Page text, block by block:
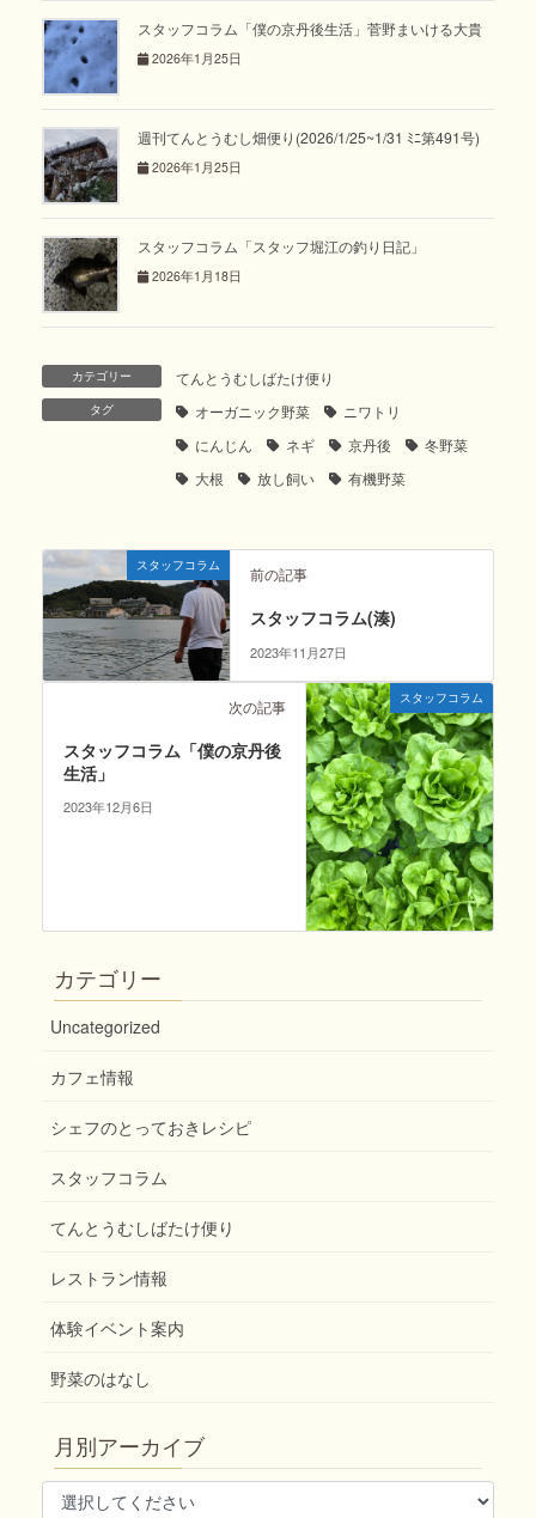
スタッフコラム「僕の京丹後生活」菅野まいける大貴
2026年1月25日
週刊てんとうむし畑便り(2026/1/25~1/31 ﾐﾆ第491号)
2026年1月25日
スタッフコラム「スタッフ堀江の釣り日記」
2026年1月18日
カテゴリー てんとうむしばたけ便り
タグ オーガニック野菜
ニワトリ
にんじん
ネギ 京丹後
冬野菜
大根
放し飼い 有機野菜
スタッフコラム 前の記事
スタッフコラム(湊)
2023年11月27日
スタッフコラム
次の記事
スタッフコラム「僕の京丹後
生活」
2023年12月6日
カテゴリー
Uncategorized
カフェ情報
シェフのとっておきレシピ
スタッフコラム
てんとうむしばたけ便り
レストラン情報
体験イベント案内
野菜のはなし
月別アーカイブ